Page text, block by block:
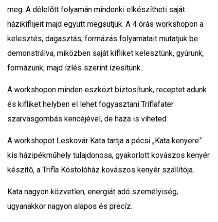
meg. A délelőtt folyamán mindenki elkészítheti saját
házikiflijeit majd együtt megsütjük. A 4 órás workshopon a
kelesztés, dagasztás, formázás folyamatait mutatjuk be
demonstrálva, miközben saját kifliket kelesztünk, gyúrunk,
formázunk, majd ízlés szerint ízesítünk.
A workshopon minden eszközt biztosítunk, receptet adunk
és kifliket helyben el lehet fogyasztani Triflafater
szarvasgombás kencéjével, de haza is viheted.
A workshopot Leskovár Kata tartja a pécsi „Kata kenyere”
kis házipékműhely tulajdonosa, gyakorlott kovászos kenyér
készítő, a Trifla Kóstolóház kovászos kenyér szállítója.
Kata nagyon közvetlen, energiát adó személyiség,
ugyanakkor nagyon alapos és precíz.